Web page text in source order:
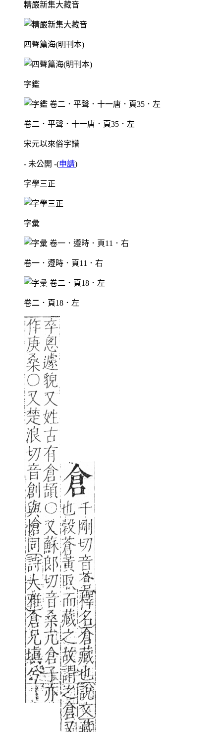
精嚴新集大藏音
四聲篇海(明刊本)
字鑑
卷二．平聲．十一唐．頁35．左
宋元以來俗字譜
- 未公開 -(申請)
字學三正
字彙
卷一．遵時．頁11．右
卷二．頁18．左